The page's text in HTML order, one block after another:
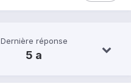
Dernière réponse
5 a